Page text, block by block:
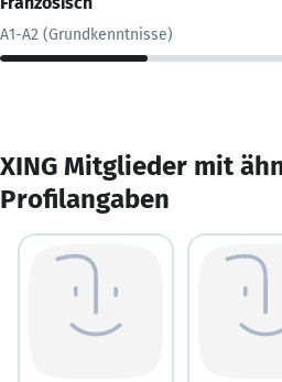
A1-A2 (Grundkenntnisse)
XING Mitglieder mit
Profilangaben